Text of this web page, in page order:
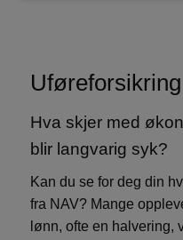
Uføreforsikring
Hva skjer med
blir langvarig syk?
Kan du se for deg din
fra NAV? Mange
lønn, ofte en halvering,
Strengt nødvendige
kjernefunksjoner på
Nettstedet kan ikke
nødvendige
NAVN